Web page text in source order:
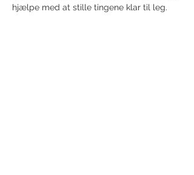
hjælpe med at stille tingene klar til leg.